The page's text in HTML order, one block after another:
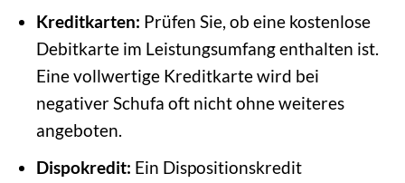
Kreditkarten: Prüfen Sie, ob eine kostenlose
Debitkarte im Leistungsumfang enthalten ist.
Eine vollwertige Kreditkarte wird bei
negativer Schufa oft nicht ohne weiteres
angeboten.
Dispokredit: Ein Dispositionskredit